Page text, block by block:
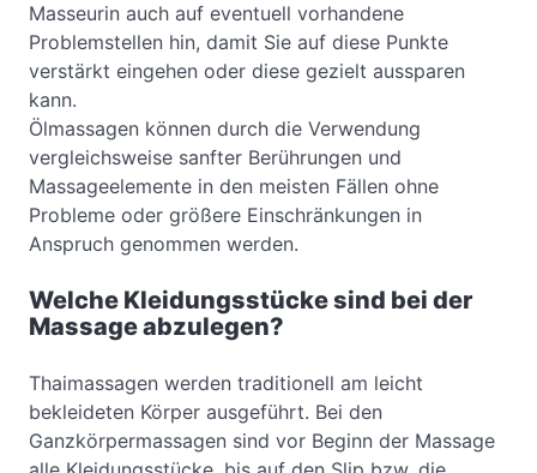
Masseurin auch auf eventuell vorhandene
Problemstellen hin, damit Sie auf diese Punkte
verstärkt eingehen oder diese gezielt aussparen
kann.
Ölmassagen können durch die Verwendung
vergleichsweise sanfter Berührungen und
Massageelemente in den meisten Fällen ohne
Probleme oder größere Einschränkungen in
Anspruch genommen werden.
Welche Kleidungsstücke sind bei der
Massage abzulegen?
Thaimassagen werden traditionell am leicht
bekleideten Körper ausgeführt. Bei den
Ganzkörpermassagen sind vor Beginn der Massage